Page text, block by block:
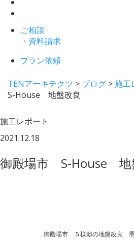
ご相談
・資料請求
プラン依頼
TENアーキテクツ > ブログ >施工
S-House 地盤改良
施工レポート
2021.12.18
御殿場市 S-House 地
御殿場市 Ｓ様邸の地盤改良 墨